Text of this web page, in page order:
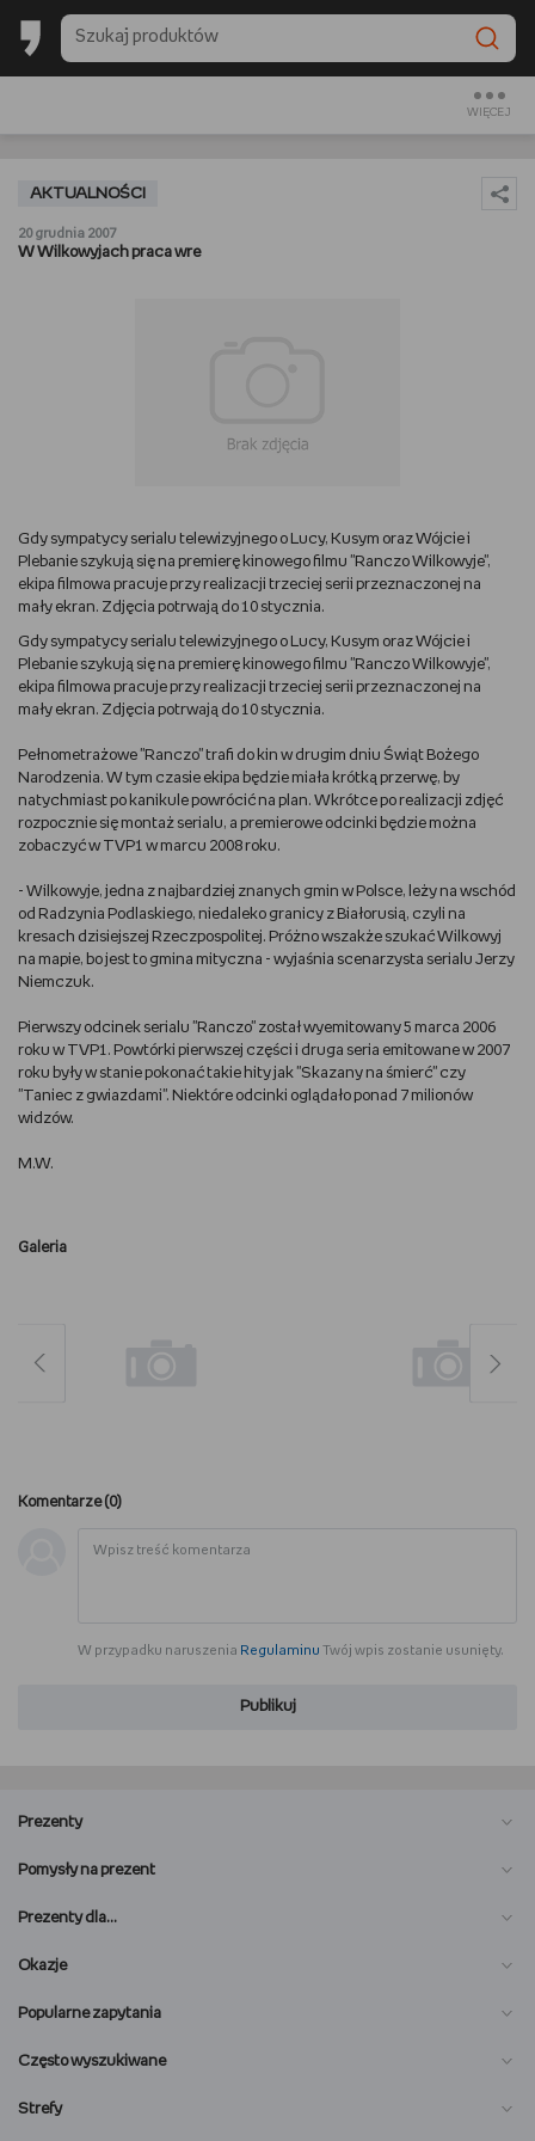
WIĘCEJ
BACK TO SCHOOL
SŁUCHAM
DBAM O URODĘ
TRENUJĘ
URZĄDZAM I DEKORUJĘ
MAM ZWIERZĘTA
PASJE DZIECKA
RYSUJĘ
PORADNIKI
WYWIADY
WSZYSTKO O LEGO
REDAKCJA
AKTUALNOŚCI
20 grudnia 2007
W Wilkowyjach praca wre
Gdy sympatycy serialu telewizyjnego o Lucy, Kusym oraz Wójcie i
Plebanie szykują się na premierę kinowego filmu "Ranczo Wilkowyje",
ekipa filmowa pracuje przy realizacji trzeciej serii przeznaczonej na
mały ekran. Zdjęcia potrwają do 10 stycznia.
Gdy sympatycy serialu telewizyjnego o Lucy, Kusym oraz Wójcie i
Plebanie szykują się na premierę kinowego filmu "Ranczo Wilkowyje",
ekipa filmowa pracuje przy realizacji trzeciej serii przeznaczonej na
mały ekran. Zdjęcia potrwają do 10 stycznia.
Pełnometrażowe "Ranczo" trafi do kin w drugim dniu Świąt Bożego
Narodzenia. W tym czasie ekipa będzie miała krótką przerwę, by
natychmiast po kanikule powrócić na plan. Wkrótce po realizacji zdjęć
rozpocznie się montaż serialu, a premierowe odcinki będzie można
zobaczyć w TVP1 w marcu 2008 roku.
- Wilkowyje, jedna z najbardziej znanych gmin w Polsce, leży na wschód
od Radzynia Podlaskiego, niedaleko granicy z Białorusią, czyli na
kresach dzisiejszej Rzeczpospolitej. Próżno wszakże szukać Wilkowyj
na mapie, bo jest to gmina mityczna - wyjaśnia scenarzysta serialu Jerzy
Niemczuk.
Pierwszy odcinek serialu "Ranczo" został wyemitowany 5 marca 2006
roku w TVP1. Powtórki pierwszej części i druga seria emitowane w 2007
roku były w stanie pokonać takie hity jak "Skazany na śmierć" czy
"Taniec z gwiazdami". Niektóre odcinki oglądało ponad 7 milionów
widzów.
M.W.
Galeria
Komentarze (0)
W przypadku naruszenia Regulaminu Twój wpis zostanie usunięty.
Publikuj
Prezenty
Pomysły na prezent
Prezenty dla…
Okazje
Popularne zapytania
Często wyszukiwane
Strefy